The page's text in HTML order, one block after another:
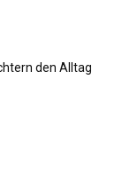
den Alltag